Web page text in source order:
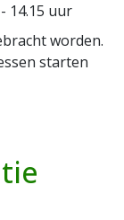
14.15 uur
worden.
starten